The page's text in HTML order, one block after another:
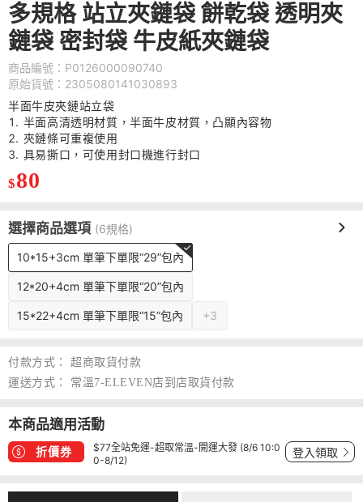
多規格 站立夾鏈袋 餅乾袋 透明夾
鏈袋 密封袋 牛皮紙夾鏈袋
商品編號：P0126000090740
原始貨號：2305080141030893
半面牛皮夾鏈站立袋
半面高清透明材質，半面牛皮材質，凸顯內容物
夾鏈條可重複使用
具易撕口，可使用封口機進行封口
$80
選擇商品選項 (6規格)
10*15+3cm 單筆下單限“29”包內
12*20+4cm 單筆下單限“20”包內
15*22+4cm 單筆下單限“15”包內 +3
付款方式：
超商取貨付款
運送方式：
常溫7-ELEVEN店到店取貨付款
本商品適用活動
折價券
$77全站免運-超取常溫-開運大發 (8/6 10:0
0-8/12)
登入領取